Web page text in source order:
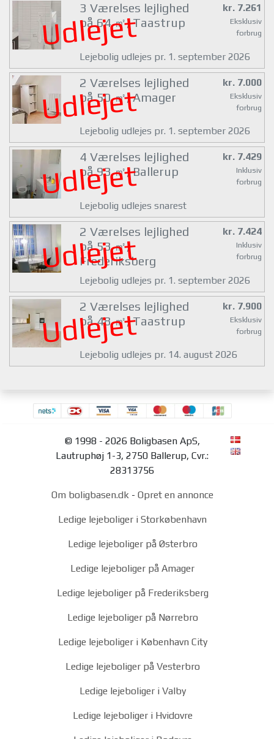
Udlejet
3 Værelses lejlighed
på 64 ㎡, Taastrup
kr. 7.261
Eksklusiv
forbrug
Lejebolig udlejes pr. 1. september 2026
Udlejet
2 Værelses lejlighed
på 50 ㎡, Amager
kr. 7.000
Eksklusiv
forbrug
Lejebolig udlejes pr. 1. september 2026
Udlejet
4 Værelses lejlighed
på 93 ㎡, Ballerup
kr. 7.429
Inklusiv
forbrug
Lejebolig udlejes snarest
Udlejet
2 Værelses lejlighed
på 53 ㎡,
Frederiksberg
kr. 7.424
Inklusiv
forbrug
Lejebolig udlejes pr. 1. september 2026
Udlejet
2 Værelses lejlighed
på 48 ㎡, Taastrup
kr. 7.900
Eksklusiv
forbrug
Lejebolig udlejes pr. 14. august 2026
© 1998 - 2026 Boligbasen ApS,
Lautruphøj 1-3, 2750 Ballerup, Cvr.:
28313756
Om boligbasen.dk - Opret en annonce
Ledige lejeboliger i Storkøbenhavn
Ledige lejeboliger på Østerbro
Ledige lejeboliger på Amager
Ledige lejeboliger på Frederiksberg
Ledige lejeboliger på Nørrebro
Ledige lejeboliger i København City
Ledige lejeboliger på Vesterbro
Ledige lejeboliger i Valby
Ledige lejeboliger i Hvidovre